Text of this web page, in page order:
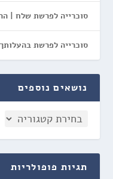
סוכרייה לפרשת שלח |
סוכרייה לפרשת
נושאים נוספים
תגיות פופולריות